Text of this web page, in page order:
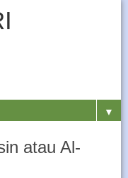
▼
atau Al-